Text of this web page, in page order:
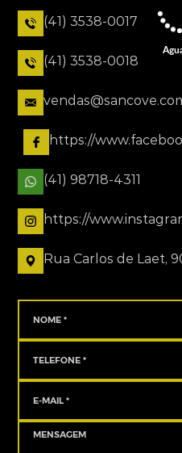
(41) 3538-0017
(41) 3538-0018
https://
(41) 98718-4311
https://
Rua Carlos de Laet,